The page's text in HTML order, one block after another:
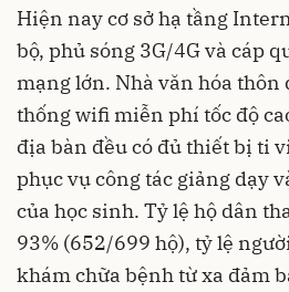
Hiện nay cơ sở hạ tầng
bộ, phủ sóng 3G/4G và cáp
mạng lớn. Nhà văn hóa thôn
thống wifi miễn phí tốc độ
địa bàn đều có đủ thiết bị ti
phục vụ công tác giảng dạy
của học sinh. Tỷ lệ hộ dân
93% (652/699 hộ), tỷ lệ
khám chữa bệnh từ xa đảm